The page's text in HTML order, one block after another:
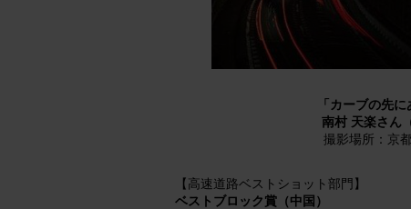
「カーブの先に
南村 天楽さん
撮影場所：京
【高速道路ベストショット部門】
ベストブロック賞（中国）